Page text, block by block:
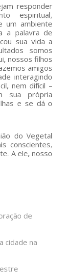
responder
espiritual,
um ambiente
a palavra de
sua vida a
somos
nossos filhos
amigos
interagindo
nem difícil –
sua própria
e se dá o
do Vegetal
conscientes,
A ele, nosso
de
cidade na